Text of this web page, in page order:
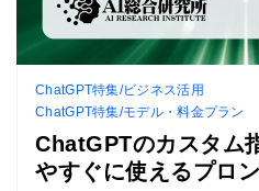
ChatGPT特集/ビジネス活用
ChatGPT特集/モデル・料金プラン
ChatGPTのカスタム
やすぐに使えるプロ